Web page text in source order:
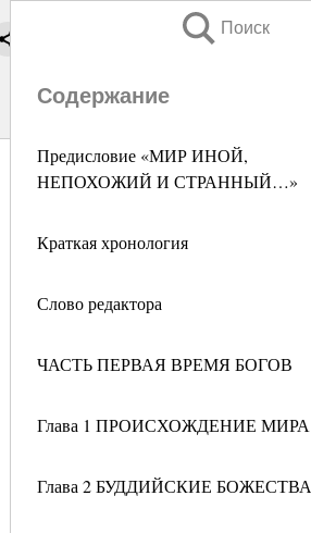
Поиск
Содержание
Предисловие «МИР ИНОЙ,
НЕПОХОЖИЙ И СТРАННЫЙ…»
Краткая хронология
Слово редактора
ЧАСТЬ ПЕРВАЯ ВРЕМЯ БОГОВ
Глава 1 ПРОИСХОЖДЕНИЕ МИРА
Глава 2 БУДДИЙСКИЕ БОЖЕСТВА